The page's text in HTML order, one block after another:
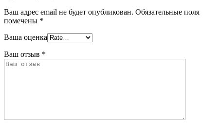
Ваш адрес email не будет опубликован. Обязательные поля
помечены *
Ваша оценка
Ваш отзыв *